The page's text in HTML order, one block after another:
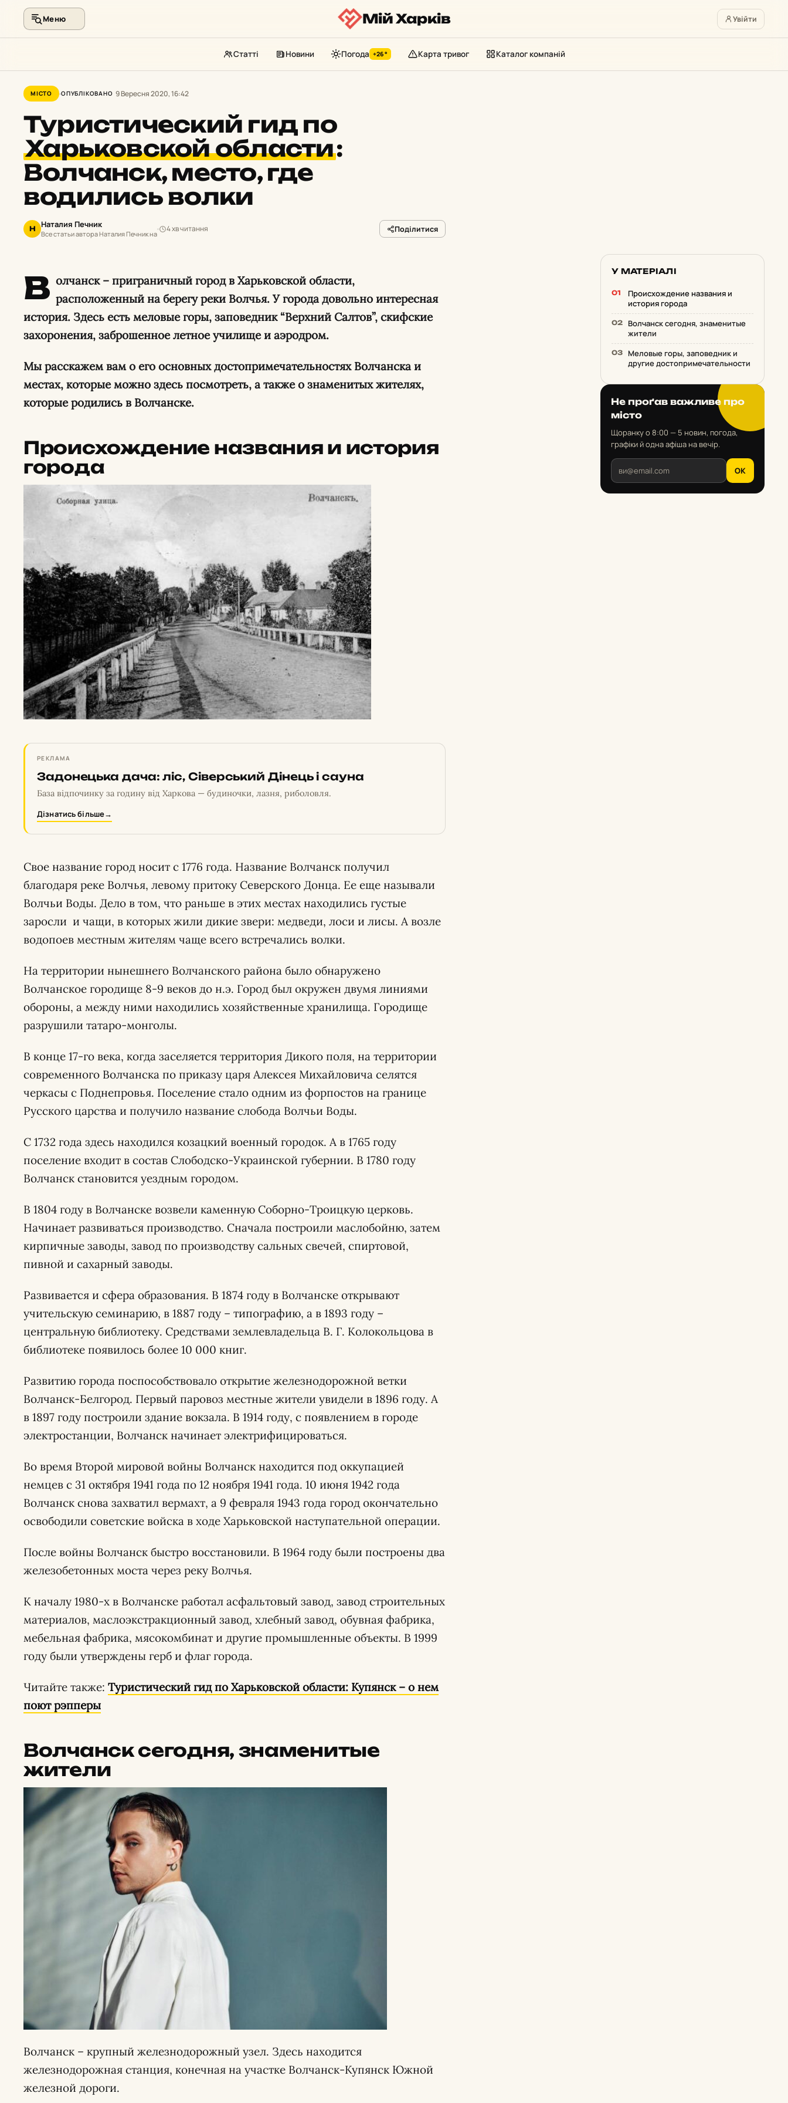
контенту
Меню Мій Харків Увійти
Статті Новини Погода +26° Карта тривог Каталог компаній
МІСТО ОПУБЛІКОВАНО 9 Вересня 2020, 16:42
Туристический гид по
Харьковской области:
Волчанск, место, где
водились волки
Н Наталия Печник
Все статьи автора Наталия Печник на
4 хв читання Поділитися
В олчанск – приграничный город в Харьковской области,
расположенный на берегу реки Волчья. У города довольно интересная
история. Здесь есть меловые горы, заповедник “Верхний Салтов”, скифские
захоронения, заброшенное летное училище и аэродром.
Мы расскажем вам о его основных достопримечательностях Волчанска и
местах, которые можно здесь посмотреть, а также о знаменитых жителях,
которые родились в Волчанске.
Происхождение названия и история
города
РЕКЛАМА
Задонецька дача: ліс, Сіверський Дінець і сауна
База відпочинку за годину від Харкова — будиночки, лазня, риболовля.
Дізнатись більше→
Свое название город носит с 1776 года. Название Волчанск получил
благодаря реке Волчья, левому притоку Северского Донца. Ее еще называли
Волчьи Воды. Дело в том, что раньше в этих местах находились густые
заросли и чащи, в которых жили дикие звери: медведи, лоси и лисы. А возле
водопоев местным жителям чаще всего встречались волки.
На территории нынешнего Волчанского района было обнаружено
Волчанское городище 8-9 веков до н.э. Город был окружен двумя линиями
обороны, а между ними находились хозяйственные хранилища. Городище
разрушили татаро-монголы.
В конце 17-го века, когда заселяется территория Дикого поля, на территории
современного Волчанска по приказу царя Алексея Михайловича селятся
черкасы с Поднепровья. Поселение стало одним из форпостов на границе
Русского царства и получило название слобода Волчьи Воды.
С 1732 года здесь находился козацкий военный городок. А в 1765 году
поселение входит в состав Слободско-Украинской губернии. В 1780 году
Волчанск становится уездным городом.
В 1804 году в Волчанске возвели каменную Соборно-Троицкую церковь.
Начинает развиваться производство. Сначала построили маслобойню, затем
кирпичные заводы, завод по производству сальных свечей, спиртовой,
пивной и сахарный заводы.
Развивается и сфера образования. В 1874 году в Волчанске открывают
учительскую семинарию, в 1887 году – типографию, а в 1893 году –
центральную библиотеку. Средствами землевладельца В. Г. Колокольцова в
библиотеке появилось более 10 000 книг.
Развитию города поспособствовало открытие железнодорожной ветки
Волчанск-Белгород. Первый паровоз местные жители увидели в 1896 году. А
в 1897 году построили здание вокзала. В 1914 году, с появлением в городе
электростанции, Волчанск начинает электрифицироваться.
Во время Второй мировой войны Волчанск находится под оккупацией
немцев с 31 октября 1941 года по 12 ноября 1941 года. 10 июня 1942 года
Волчанск снова захватил вермахт, а 9 февраля 1943 года город окончательно
освободили советские войска в ходе Харьковской наступательной операции.
После войны Волчанск быстро восстановили. В 1964 году были построены два
железобетонных моста через реку Волчья.
К началу 1980-х в Волчанске работал асфальтовый завод, завод строительных
материалов, маслоэкстракционный завод, хлебный завод, обувная фабрика,
мебельная фабрика, мясокомбинат и другие промышленные объекты. В 1999
году были утверждены герб и флаг города.
Читайте также: Туристический гид по Харьковской области: Купянск – о нем
поют рэпперы
Волчанск сегодня, знаменитые
жители
Волчанск – крупный железнодорожный узел. Здесь находится
железнодорожная станция, конечная на участке Волчанск-Купянск Южной
железной дороги.
У МАТЕРІАЛІ
Происхождение названия и
история города
Волчанск сегодня, знаменитые
жители
Меловые горы, заповедник и
другие достопримечательности
Не проґав важливе про
місто
Щоранку о 8:00 — 5 новин, погода,
графіки й одна афіша на вечір.
OK